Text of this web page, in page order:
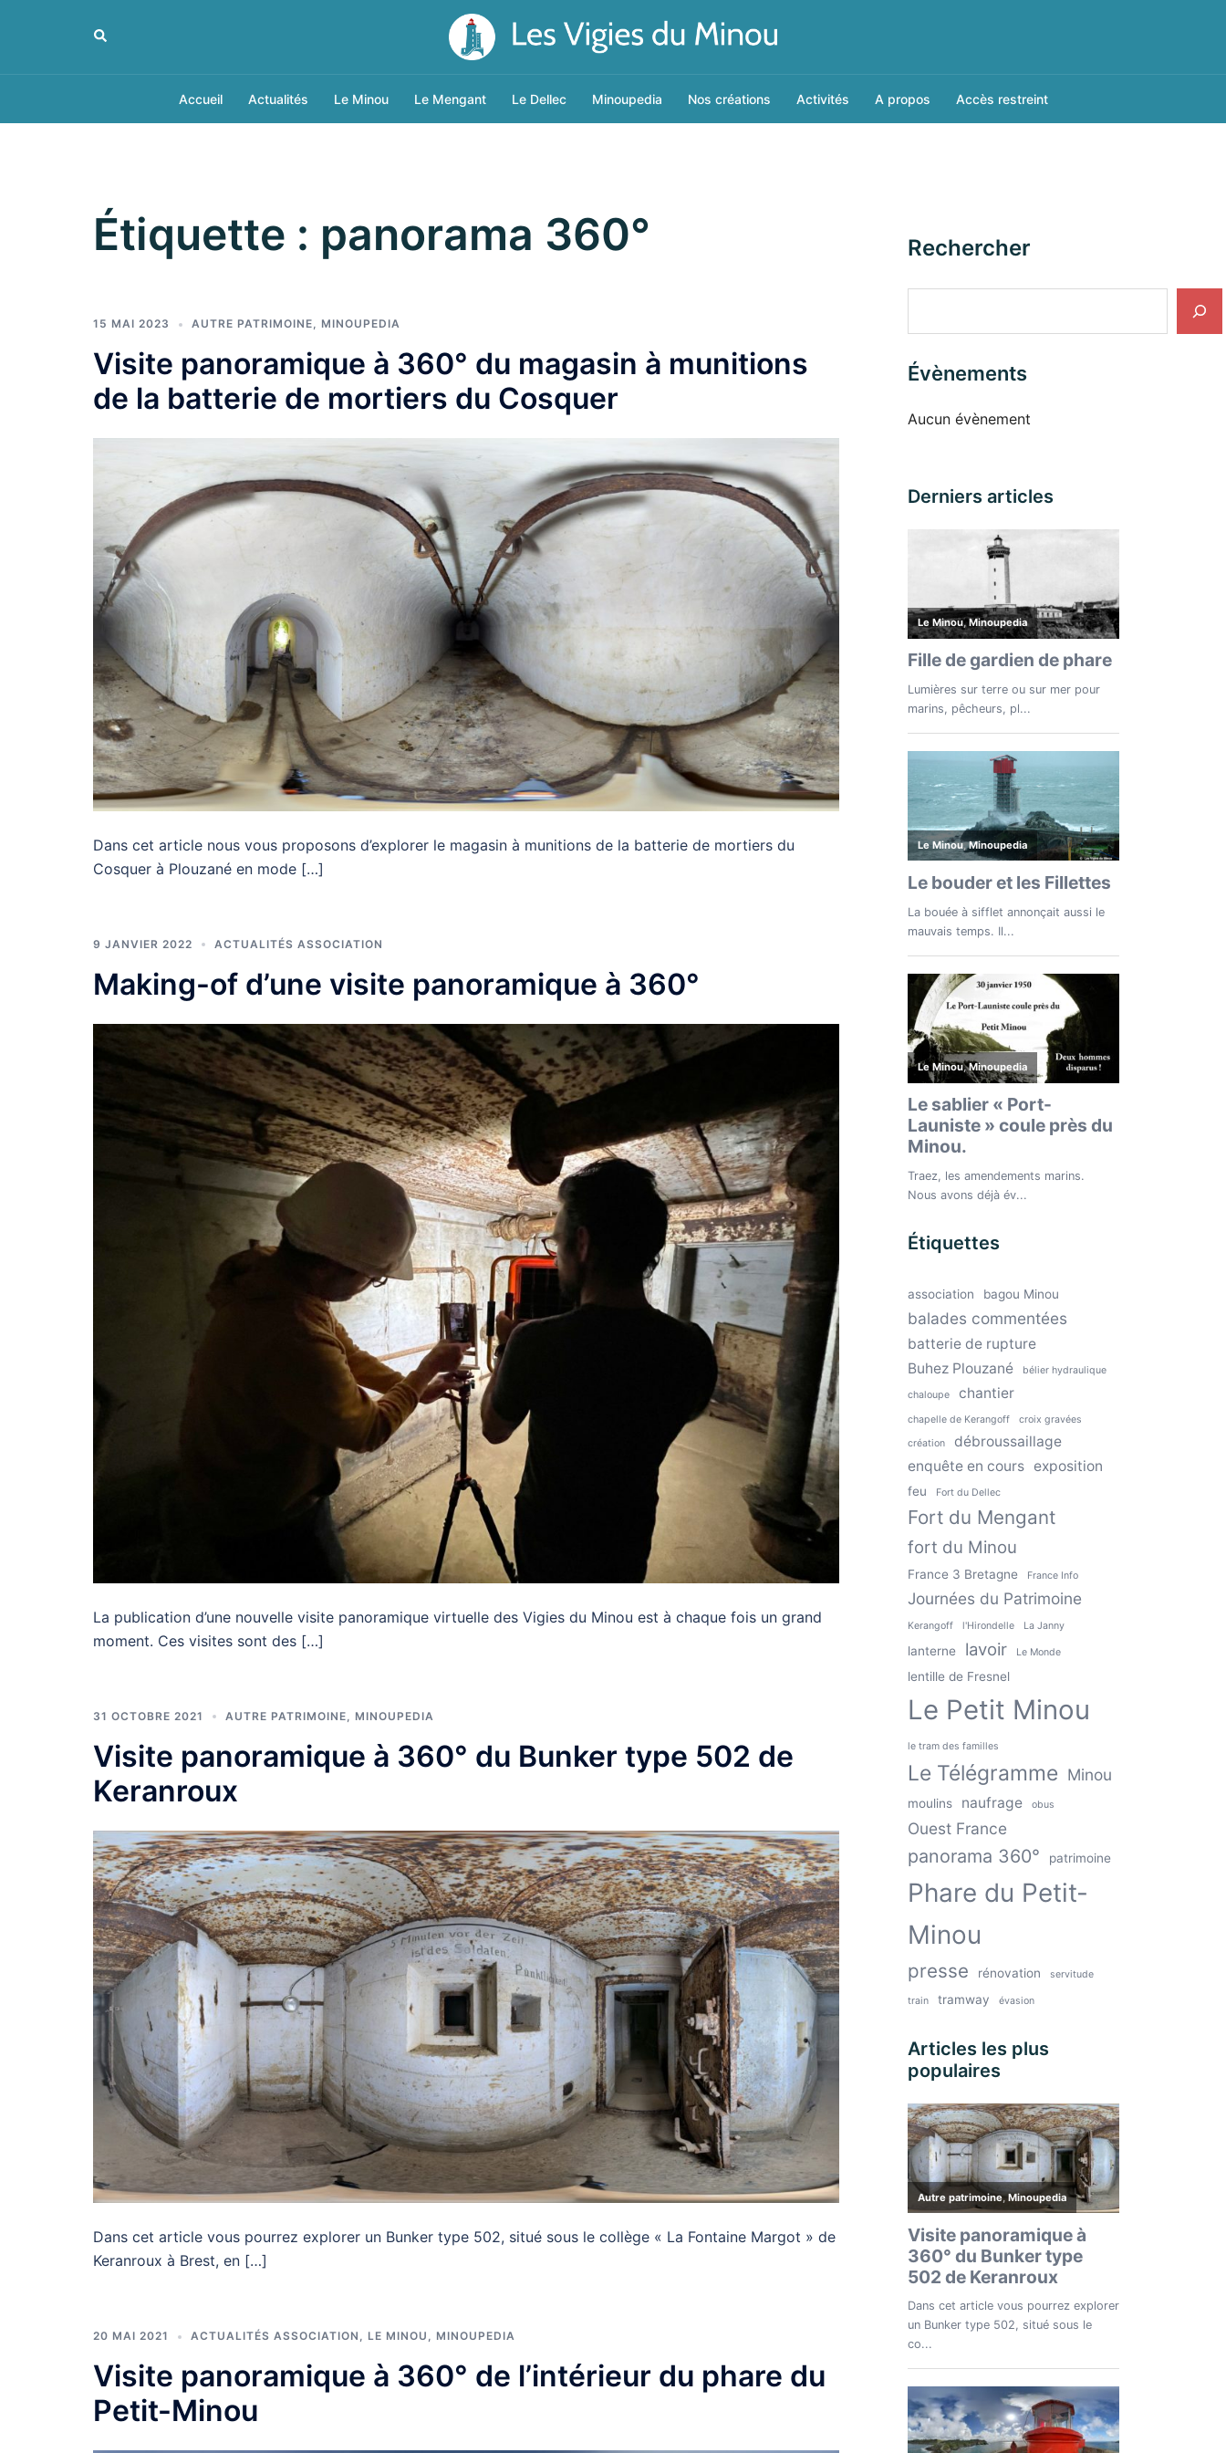
Rechercher
Accueil Actualités Le Minou Le Mengant Le Dellec Minoupedia Nos créations Activités A propos Accès restreint
Étiquette : panorama 360°
15 MAI 2023 AUTRE PATRIMOINE MINOUPEDIA
Visite panoramique à 360° du magasin à munitions
de la batterie de mortiers du Cosquer
Dans cet article nous vous proposons d’explorer le magasin à munitions de la batterie de mortiers du
Cosquer à Plouzané en mode […]
9 JANVIER 2022 ACTUALITÉS ASSOCIATION
Making-of d’une visite panoramique à 360°
La publication d’une nouvelle visite panoramique virtuelle des Vigies du Minou est à chaque fois un grand
moment. Ces visites sont des […]
31 OCTOBRE 2021 AUTRE PATRIMOINE MINOUPEDIA
Visite panoramique à 360° du Bunker type 502 de
Keranroux
Dans cet article vous pourrez explorer un Bunker type 502, situé sous le collège « La Fontaine Margot » de
Keranroux à Brest, en […]
20 MAI 2021 ACTUALITÉS ASSOCIATION , LE MINOU , MINOUPEDIA
Visite panoramique à 360° de l’intérieur du phare du
Petit-Minou
Rechercher
Évènements
Aucun évènement
Derniers articles
Étiquettes
association bagou Minou
balades commentées
batterie de rupture
Buhez Plouzané
bélier hydraulique
chaloupe chantier
chapelle de Kerangoff
croix gravées
création
débroussaillage
enquête en cours
exposition
feu Fort du Dellec
Fort du Mengant
fort du Minou
France 3 Bretagne France Info
Journées du Patrimoine
Kerangoff l'Hirondelle La Janny
lanterne lavoir Le Monde
lentille de Fresnel
Le Petit Minou
le tram des familles
Le Télégramme Minou
moulins naufrage obus
Ouest France
panorama 360° patrimoine
Phare du Petit-
Minou
presse rénovation servitude
train tramway évasion
Articles les plus
populaires